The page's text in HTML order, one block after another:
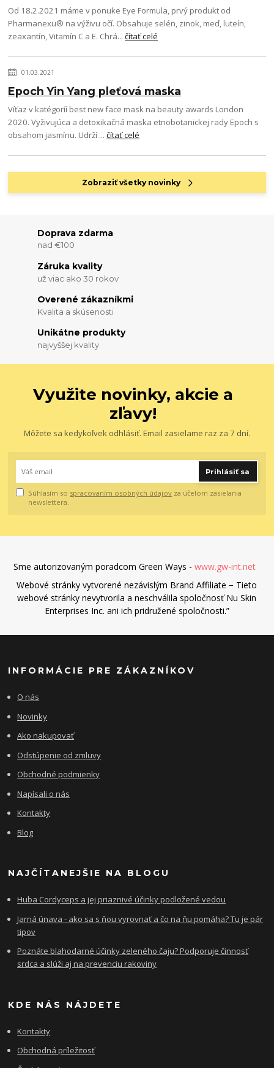
Od 18.2.2021 máme v ponuke Eye Formula, prvý produkt od
Pharmanexu® na výživu očí. Obsahuje selén, zinok, meď, luteín,
zeaxantín, Vitamín C a E. Chrá...čítať celé
01.03.2021
Epoch Yin Yang pleťová maska
Víťaz v katégoríí best new face mask na beauty awards London
2020. Vyživujúca a detoxikačná maska etnobotanickej rady Epoch s
obsahom jasmínu. Udrží ...čítať celé
Zobraziť všetky novinky
Doprava zdarma
nad €100
Záruka kvality
už viac ako 30 rokov
Overené zákazníkmi
Kvalita a skúsenosti
Unikátne produkty
najvyššej kvality
Využite novinky, akcie a
zľavy!
Môžete sa kedykoľvek odhlásiť. Email zasielame raz za 7 dní.
Prihlásiť sa
Súhlasím so spracovaním osobných údajov za účelom zasielania
newslettera.
Sme autorizovaným poradcom Green Ways - www.gw-int.net
Webové stránky vytvorené nezávislým Brand Affiliate − Tieto
webové stránky nevytvorila a neschválila spoločnosť Nu Skin
Enterprises Inc. ani ich pridružené spoločnosti.”
INFORMÁCIE PRE ZÁKAZNÍKOV
O nás
Novinky
Ako nakupovať
Odstúpenie od zmluvy
Obchodné podmienky
Napísali o nás
Kontakty
Blog
NAJČÍTANEJŠIE NA BLOGU
Huba Cordyceps a jej priaznivé účinky podložené vedou
Jarná únava - ako sa s ňou vyrovnať a čo na ňu pomáha? Tu je pár
tipov
Poznáte blahodarné účinky zeleného čaju? Podporuje činnosť
srdca a slúži aj na prevenciu rakoviny
KDE NÁS NÁJDETE
Kontakty
Obchodná príležitosť